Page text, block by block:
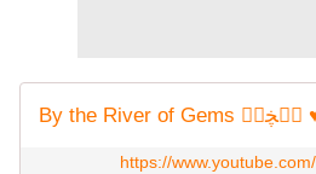
https://